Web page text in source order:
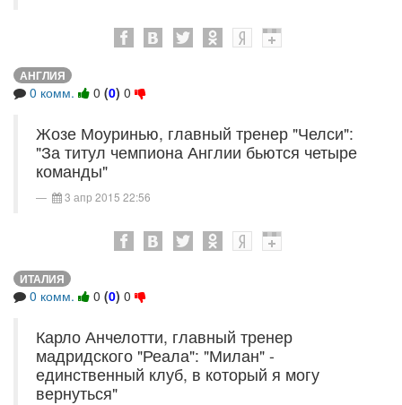
АНГЛИЯ
0 комм. 0 (0) 0
Жозе Моуринью, главный тренер "Челси":
"За титул чемпиона Англии бьются четыре
команды"
3 апр 2015 22:56
ИТАЛИЯ
0 комм. 0 (0) 0
Карло Анчелотти, главный тренер
мадридского "Реала": "Милан" -
единственный клуб, в который я могу
вернуться"